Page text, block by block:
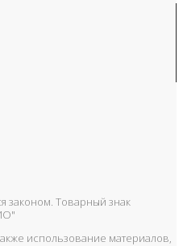
законом. Товарный знак
использование материалов,